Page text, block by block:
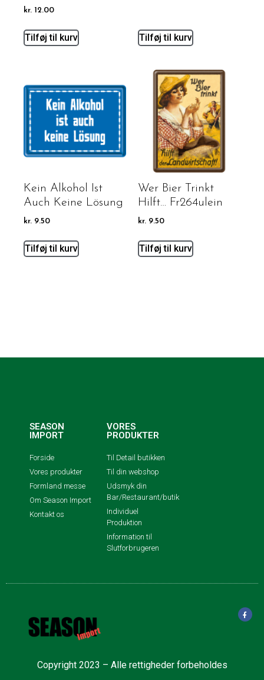
kr. 12.00
Tilføj til kurv Tilføj til kurv
Kein Alkohol Ist
Auch Keine Lösung
kr. 9.50
Tilføj til kurv
Wer Bier Trinkt
Hilft… Fr264ulein
kr. 9.50
Tilføj til kurv
SEASON
IMPORT
Forside
Vores produkter
Formland messe
Om Season Import
Kontakt os
VORES
PRODUKTER
Til Detail butikken
Til din webshop
Udsmyk din
Bar/Restaurant/butik
Individuel
Produktion
Information til
Slutforbrugeren
Copyright 2023 – Alle rettigheder forbeholdes